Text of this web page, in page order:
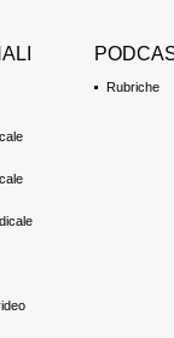
Rubriche